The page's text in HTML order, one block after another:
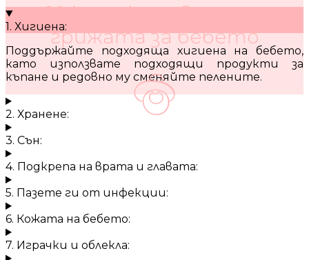
10 кратки съвета за
грижата за бебето
1. Хигиена:
Поддържайте подходяща хигиена на бебето,
като използвате подходящи продукти за
къпане и редовно му сменяйте пелените.
2. Хранене:
3. Сън:
4. Подкрепа на врата и главата:
5. Пазете ги от инфекции:
6. Кожата на бебето:
7. Играчки и облекла: